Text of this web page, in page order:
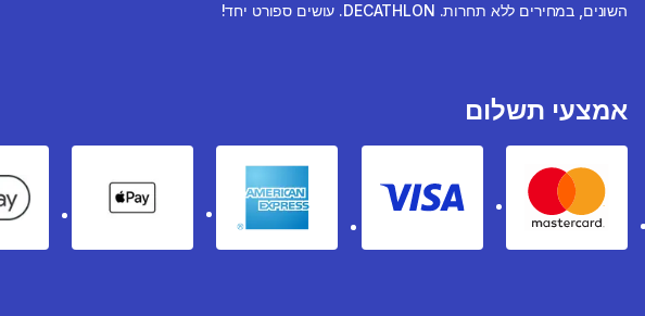
השונים, במחירים ללא תחרות. DECATHLON. עושים ספורט יחד!
אמצעי תשלום
Mastercard
Visa
American express
Apple Pay